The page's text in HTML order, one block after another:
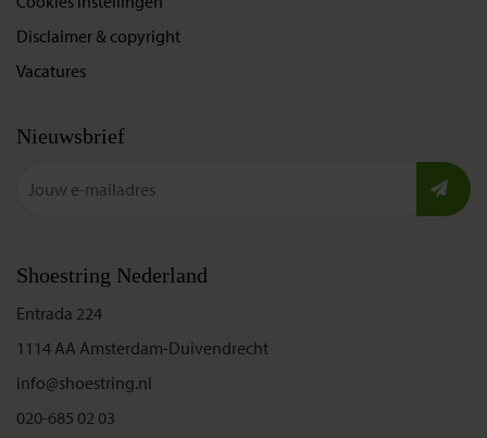
Disclaimer & copyright
Vacatures
Nieuwsbrief
Shoestring Nederland
Entrada 224
1114 AA Amsterdam-Duivendrecht
info@shoestring.nl
020-685 02 03